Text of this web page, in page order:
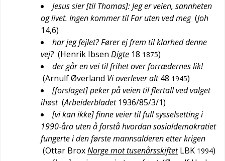
Jesus sier [til Thomas]: Jeg er veien, sannheten
og livet. Ingen kommer til Far uten ved meg (Joh
14,6)
har jeg fejlet? Fører ej frem til klarhed denne
vej? (Henrik Ibsen Digte 18 1875)
der går en vei til frihet over forrædernes lik!
(Arnulf Øverland Vi overlever alt 48 1945)
[forslaget] peker på veien til flertall ved valget
ihøst (Arbeiderbladet 1936/85/3/1)
[vi kan ikke] finne veier til full sysselsetting i
1990-åra uten å forstå hvordan sosialdemokratiet
fungerte i den første mannsalderen etter krigen
(Ottar BroxNorge mot tusenårsskiftet LBK 1994)